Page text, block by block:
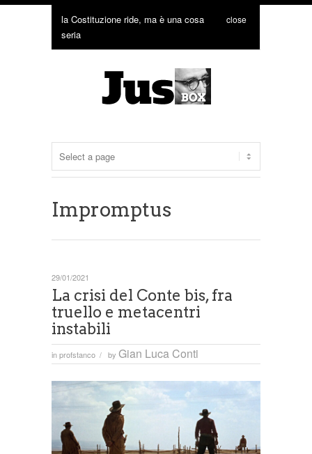
la Costituzione ride, ma è una cosa
seria
close
Impromptus
La crisi del Conte bis, fra
truello e metacentri
instabili
inprofstanco / by Gian Luca Conti
29/01/2021